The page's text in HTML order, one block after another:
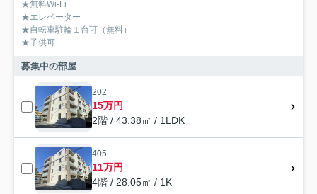
★無料Wi-Fi
★エレベーター
★自転車駐輪１台可（無料）
★子供可
募集中の部屋
202
15万円
2階 / 43.38㎡ / 1LDK
405
11万円
4階 / 28.05㎡ / 1K